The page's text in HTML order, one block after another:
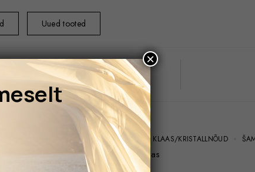
Uued tooted
ESILEHT LAUANÕUD KLAAS/KRISTALLNÕUD
POINTS universaalne klaas
×